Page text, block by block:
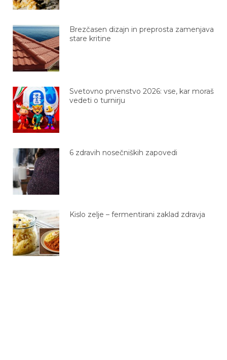
Brezčasen dizajn in preprosta zamenjava
stare kritine
Svetovno prvenstvo 2026: vse, kar moraš
vedeti o turnirju
6 zdravih nosečniških zapovedi
Kislo zelje – fermentirani zaklad zdravja